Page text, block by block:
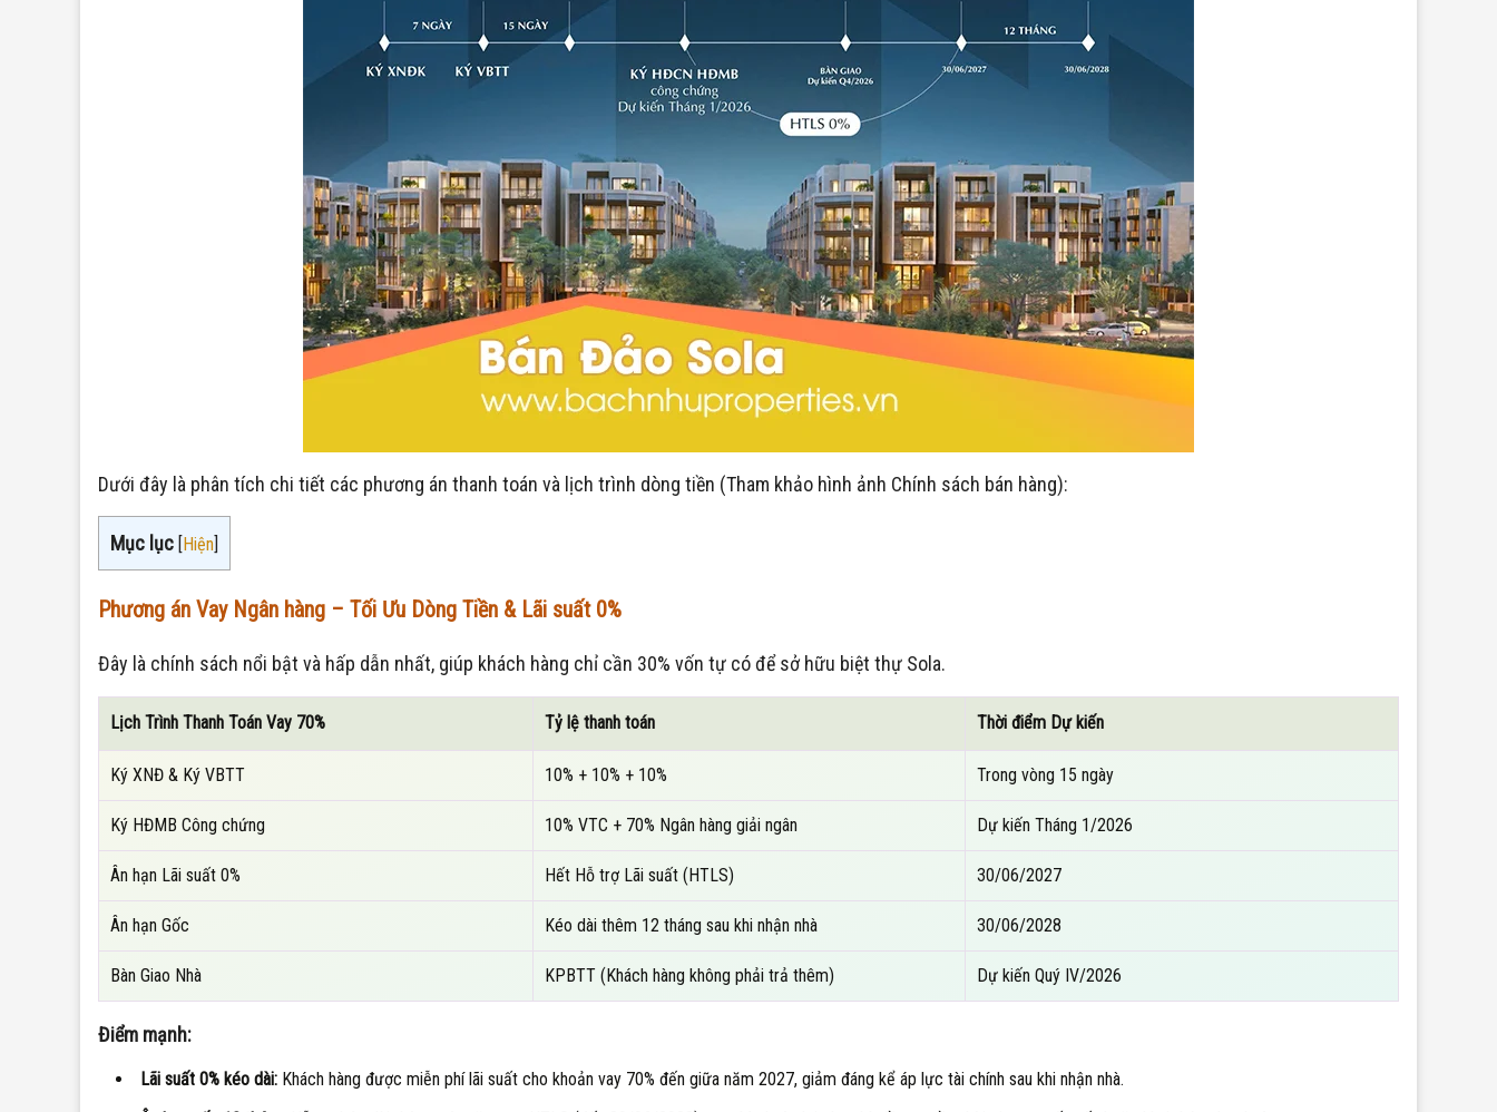
Dưới đây là phân tích chi tiết các phương án thanh toán và lịch trình dòng tiền (Tham khảo hình ảnh Chính sách bán hàng):
Mục lục [Hiện]
Phương án Vay Ngân hàng – Tối Ưu Dòng Tiền & Lãi suất 0%
Đây là chính sách nổi bật và hấp dẫn nhất, giúp khách hàng chỉ cần 30% vốn tự có để sở hữu biệt thự Sola.
Lịch Trình Thanh Toán Vay 70% Tỷ lệ thanh toán Thời điểm Dự kiến
Ký XNĐ & Ký VBTT 10% + 10% + 10% Trong vòng 15 ngày
Ký HĐMB Công chứng 10% VTC + 70% Ngân hàng giải ngân Dự kiến Tháng 1/2026
Ân hạn Lãi suất 0% Hết Hỗ trợ Lãi suất (HTLS) 30/06/2027
Ân hạn Gốc Kéo dài thêm 12 tháng sau khi nhận nhà 30/06/2028
Bàn Giao Nhà KPBTT (Khách hàng không phải trả thêm) Dự kiến Quý IV/2026
Điểm mạnh:
Lãi suất 0% kéo dài: Khách hàng được miễn phí lãi suất cho khoản vay 70% đến giữa năm 2027, giảm đáng kể áp lực tài chính sau khi nhận nhà.